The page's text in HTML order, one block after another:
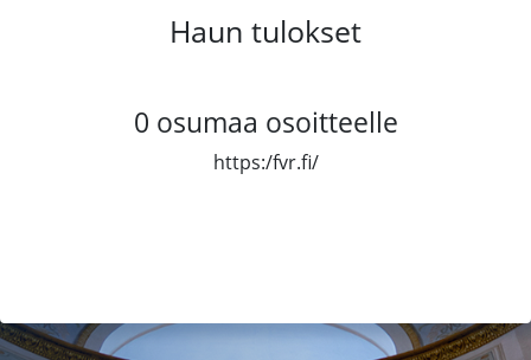
Haun tulokset
0 osumaa osoitteelle
https:/fvr.fi/